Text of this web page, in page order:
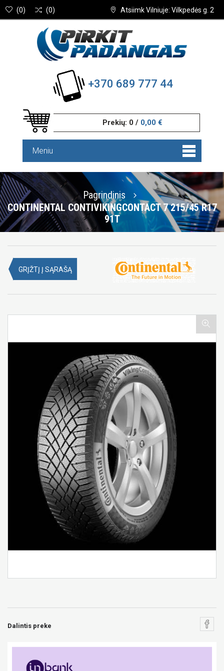
Atsiimk Vilniuje: Vilkpedės g. 2
(0) (0)
+370 689 777 44
Prekių: 0 / 0,00 €
Meniu
Pagrindinis
CONTINENTAL CONTIVIKINGCONTACT 7 215/45 R17
91T
GRĮŽTĮ Į SĄRAŠĄ
Dalintis preke